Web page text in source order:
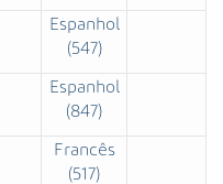
Espanhol
(547)
Espanhol
(847)
Francês
(517)